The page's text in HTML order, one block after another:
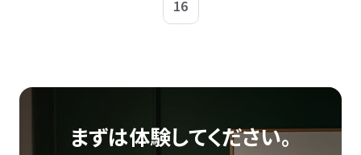
16
まずは体験してください。